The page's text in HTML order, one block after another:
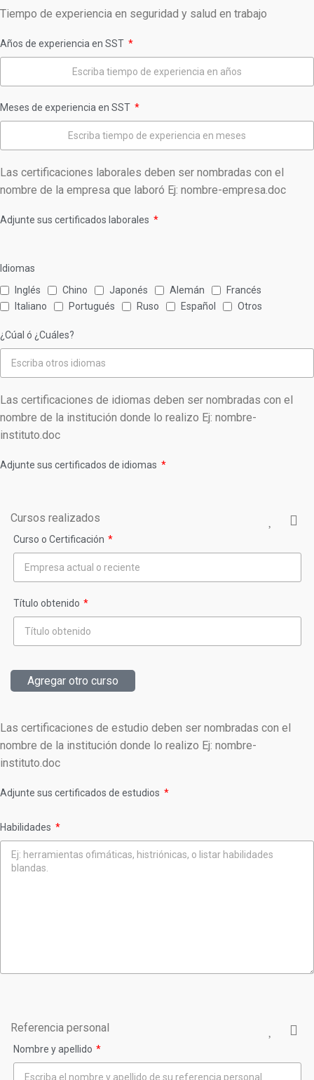
Tiempo de experiencia en seguridad y salud en trabajo
Años de experiencia en SST
Meses de experiencia en SST
Las certificaciones laborales deben ser nombradas con el
nombre de la empresa que laboró Ej: nombre-empresa.doc
Adjunte sus certificados laborales
Idiomas
Inglés
Chino Japonés Alemán
Francés
Italiano
Portugués Ruso Español Otros
¿Cúal ó ¿Cuáles?
Las certificaciones de idiomas deben ser nombradas con el
nombre de la institución donde lo realizo Ej: nombre-
instituto.doc
Adjunte sus certificados de idiomas
Cursos realizados
Curso o Certificación
Título obtenido
Agregar otro curso
Las certificaciones de estudio deben ser nombradas con el
nombre de la institución donde lo realizo Ej: nombre-
instituto.doc
Adjunte sus certificados de estudios
Habilidades
Referencia personal
Nombre y apellido